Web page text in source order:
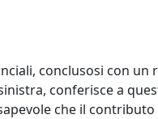
conclusosi con un
conferisce a
che il